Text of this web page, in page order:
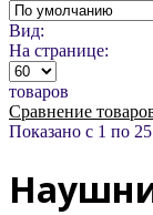
Вид:
На странице:
товаров
Сравнение
Показано с 1 по